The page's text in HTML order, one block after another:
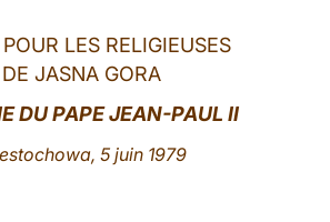
LES RELIGIEUSES
DE JASNA GORA
DU PAPE JEAN-PAUL II
5 juin 1979